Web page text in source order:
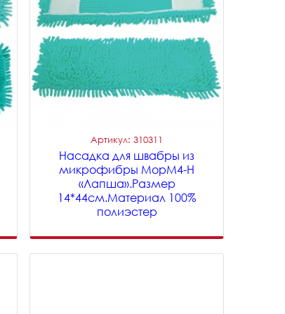
Артикул: 310311
Насадка для швабры из
микрофибры MopM4-H
«Лапша».Размер
14*44см.Материал 100%
полиэстер